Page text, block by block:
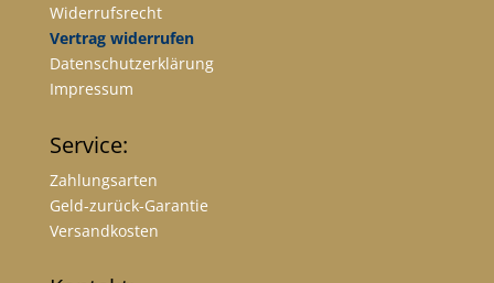
Widerrufsrecht
Vertrag widerrufen
Datenschutzerklärung
Impressum
Service:
Zahlungsarten
Geld-zurück-Garantie
Versandkosten